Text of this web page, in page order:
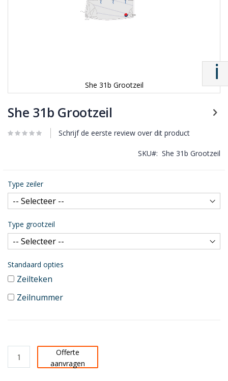
She 31b Grootzeil
She 31b Grootzeil
Schrijf de eerste review over dit product
SKU She 31b Grootzeil
Type zeiler
Type grootzeil
Standaard opties
Zeilteken
Zeilnummer
Offerte
aanvragen